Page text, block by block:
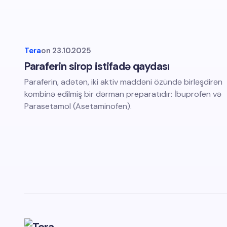
Teraon 23.10.2025
Paraferin sirop istifadə qaydası
Paraferin, adətən, iki aktiv maddəni özündə birləşdirən
kombinə edilmiş bir dərman preparatıdır: İbuprofen və
Parasetamol (Asetaminofen).